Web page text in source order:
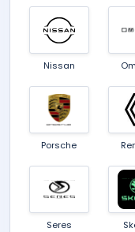
Nissan
Porsche
Seres